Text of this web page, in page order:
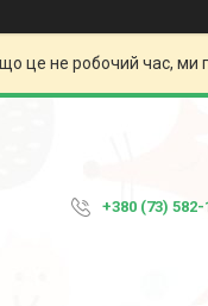
це не робочий час, ми
+380 (73)